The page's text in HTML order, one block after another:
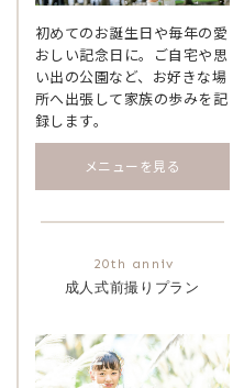
初めてのお誕生日や毎年の愛
おしい記念日に。ご自宅や思
い出の公園など、お好きな場
所へ出張して家族の歩みを記
録します。
メニューを見る
成人式前撮りプラン